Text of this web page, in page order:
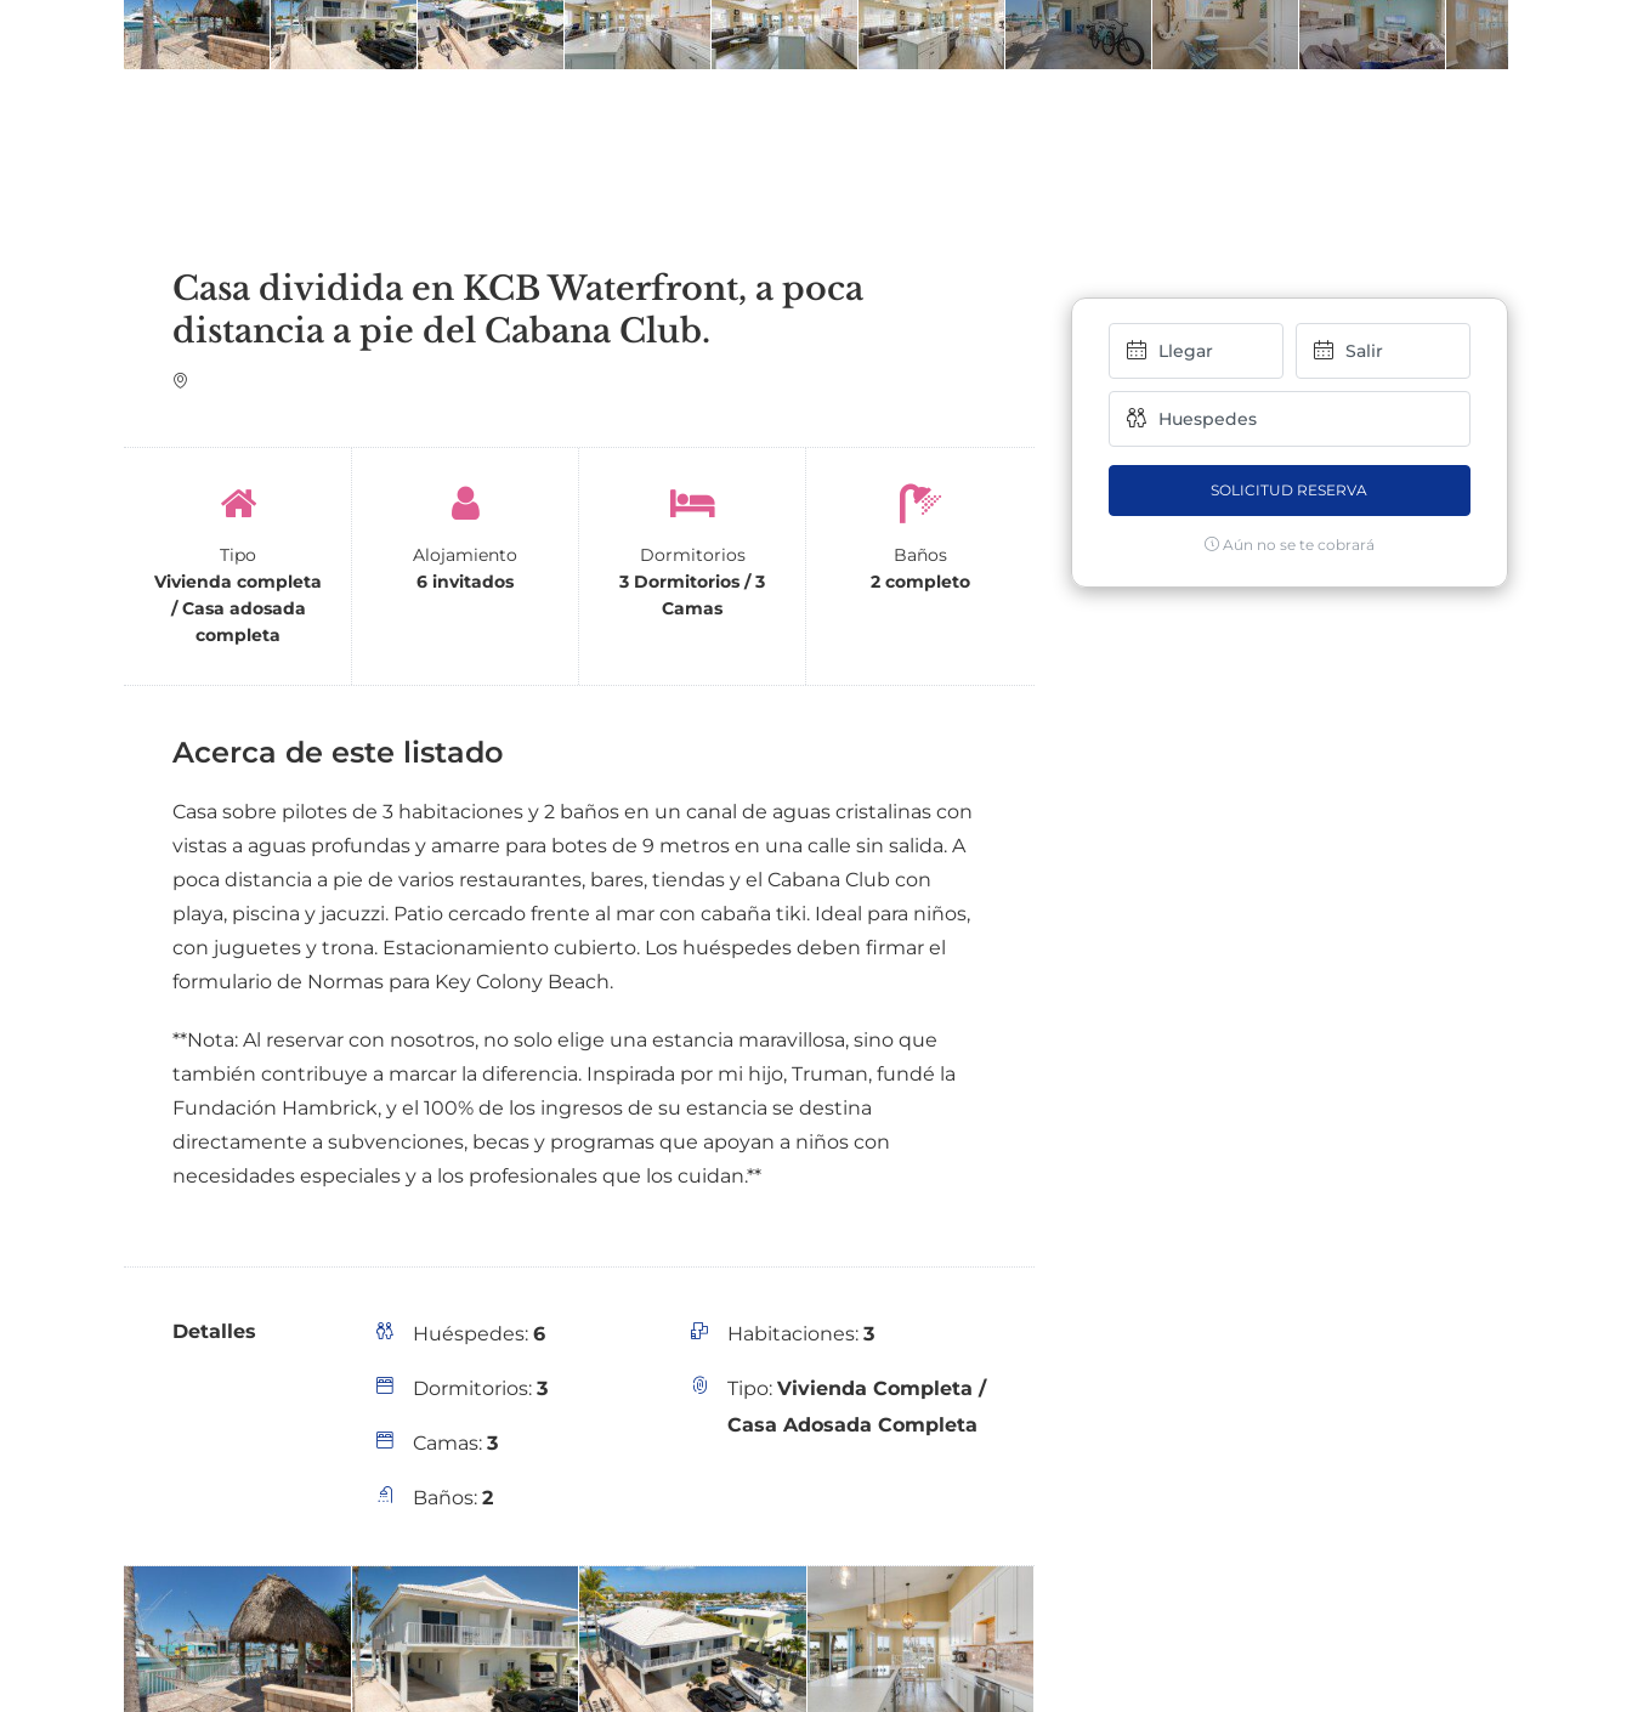
Casa dividida en KCB Waterfront, a poca
distancia a pie del Cabana Club.
Tipo
Vivienda completa
/ Casa adosada
completa
Alojamiento
6 invitados
Dormitorios
3 Dormitorios / 3
Camas
Baños
2 completo
Acerca de este listado
Casa sobre pilotes de 3 habitaciones y 2 baños en un canal de aguas cristalinas con
vistas a aguas profundas y amarre para botes de 9 metros en una calle sin salida. A
poca distancia a pie de varios restaurantes, bares, tiendas y el Cabana Club con
playa, piscina y jacuzzi. Patio cercado frente al mar con cabaña tiki. Ideal para niños,
con juguetes y trona. Estacionamiento cubierto. Los huéspedes deben firmar el
formulario de Normas para Key Colony Beach.
**Nota: Al reservar con nosotros, no solo elige una estancia maravillosa, sino que
también contribuye a marcar la diferencia. Inspirada por mi hijo, Truman, fundé la
Fundación Hambrick, y el 100% de los ingresos de su estancia se destina
directamente a subvenciones, becas y programas que apoyan a niños con
necesidades especiales y a los profesionales que los cuidan.**
Detalles Huéspedes: 6
Dormitorios: 3
Camas: 3
Baños: 2
Habitaciones: 3
Tipo: Vivienda Completa /
Casa Adosada Completa
SOLICITUD RESERVA
Aún no se te cobrará